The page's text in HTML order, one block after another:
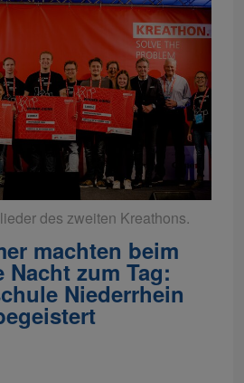
des zweiten Kreathons.
machten beim
zum Tag:
Niederrhein